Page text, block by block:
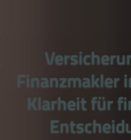
Finanzmakler
Klarheit für